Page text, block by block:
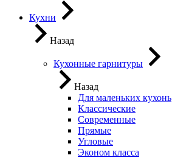
Кухни
Назад
Кухонные гарнитуры
Назад
Для маленьких кухонь
Классические
Современные
Прямые
Угловые
Эконом класса